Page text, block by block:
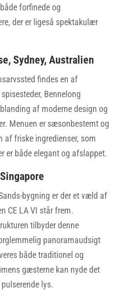
forfinede og
der er ligeså spektakulær
Sydney, Australien
findes en af
Bennelong
af moderne design og
Menuen er sæsonbestemt og
af friske ingredienser, som
er både elegant og afslappet.
bygning er der et væld af
CE LA VI står frem.
tilbyder denne
panoramaudsigt
både traditionel og
gæsterne kan nyde det
lys.